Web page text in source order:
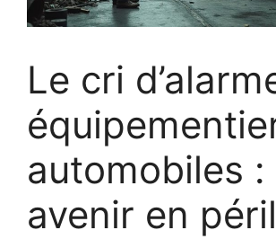
Le cri
automobiles :
avenir en péril